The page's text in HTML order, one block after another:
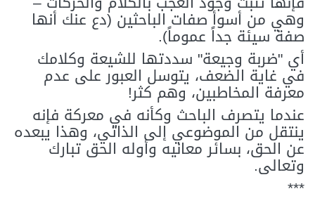
وهي من أسوأ صفات الباحثين (دع عنك أنها
صفة سيئة جداً عموماً).
أي "ضربة وجيعة" سددتها للشيعة وكلامك
في غاية الضعف، يتوسل العبور على عدم
معرفة المخاطبين، وهم كثر!
عندما يتصرف الباحث وكأنه في معركة فإنه
ينتقل من الموضوعي إلى الذاتي، وهذا يبعده
عن الحق، بسائر معانيه وأوله الحق تبارك
وتعالى.
***